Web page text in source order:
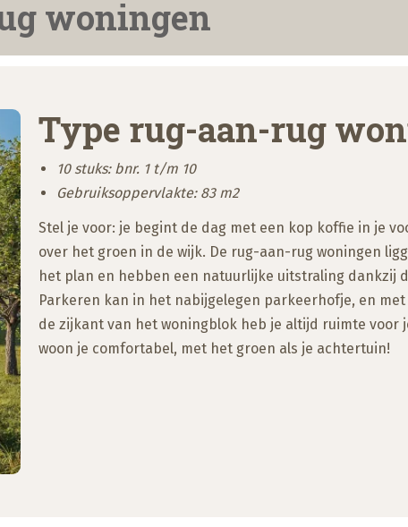
woningen
Type rug-aan-rug
10 stuks: bnr. 1 t/m 10
Gebruiksoppervlakte: 83 m2
Stel je voor: je begint de dag met een kop koffie in je
over het groen in de wijk. De rug-aan-rug woningen
het plan en hebben een natuurlijke uitstraling dankzij
Parkeren kan in het nabijgelegen parkeerhofje, en
de zijkant van het woningblok heb je altijd ruimte voor
woon je comfortabel, met het groen als je achtertuin!